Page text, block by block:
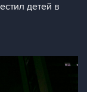
детей в